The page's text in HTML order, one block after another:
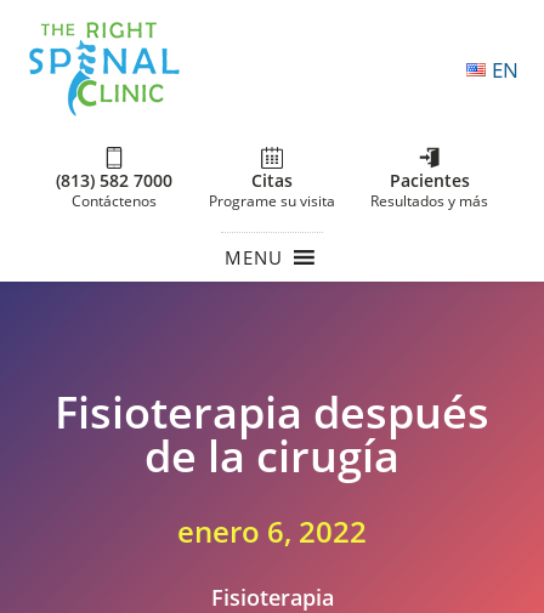
EN
(813) 582 7000
Contáctenos
Citas
Programe su visita
Pacientes
Resultados y más
MENU
Fisioterapia después
de la cirugía
enero 6, 2022
Fisioterapia